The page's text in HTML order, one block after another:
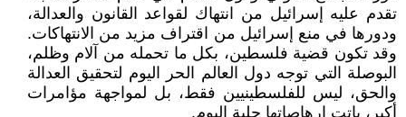
تقدم عليه إسرائيل من انتهاك لقواعد القانون والعدالة،
ودورها في منع إسرائيل من اقتراف مزيد من الانتهاكات.
وقد تكون قضية فلسطين، بكل ما تحمله من آلام وظلم،
البوصلة التي توجه دول العالم الحر اليوم لتحقيق العدالة
والحق، ليس للفلسطينيين فقط، بل لمواجهة مؤامرات
أكبر، باتت إرهاصاتها جلية اليوم.